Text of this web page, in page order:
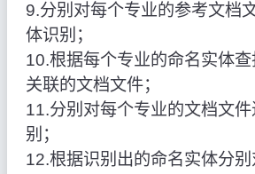
9.分别对每个专业的参考文档
体识别；
10.根据每个专业的命名实体
关联的文档文件；
11.分别对每个专业的文档文
别；
12.根据识别出的命名实体分